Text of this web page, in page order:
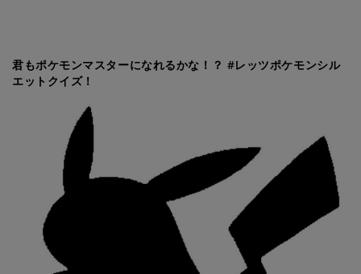
君もポケモンマスターになれるかな！？ #レッツポケモンシル
エットクイズ！